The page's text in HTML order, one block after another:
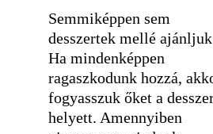
Semmiképpen sem
desszertek mellé
Ha mindenképpen
ragaszkodunk hozzá,
fogyasszuk őket a
helyett. Amennyiben